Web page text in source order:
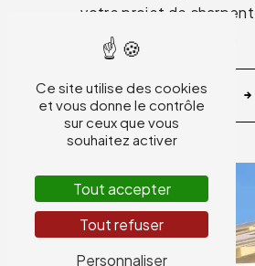
votre projet de
SAVOIR
PLUS
Ce site utilise des cookies
et vous donne le contrôle
sur ceux que vous
souhaitez activer
Tout accepter
Tout refuser
Personnaliser